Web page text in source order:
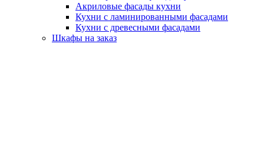
Акриловые фасады кухни
Кухни с ламинированными фасадами
Кухни с древесными фасадами
Шкафы на заказ